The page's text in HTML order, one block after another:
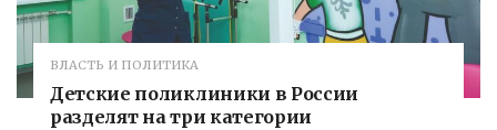
ВЛАСТЬ И ПОЛИТИКА
Детские поликлиники в России
разделят на три категории